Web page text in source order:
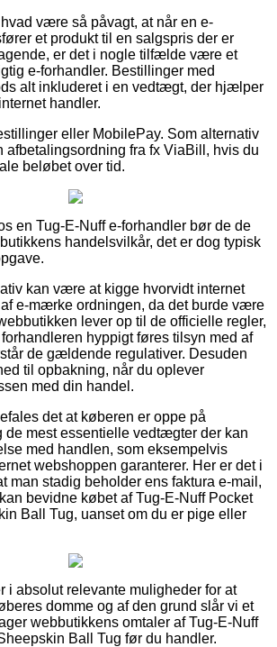
være så påvagt, at når en e-
et produkt til en salgspris der er
er det i nogle tilfælde være et
e-forhandler. Bestillinger med
alt inkluderet i en vedtægt, der hjælper
handler.
eller MobilePay. Som alternativ
afbetalingsordning fra fx ViaBill, hvis du
beløbet over tid.
en Tug-E-Nuff e-forhandler bør de de
handelsvilkår, det er dog typisk
kan være at kigge hvorvidt internet
e-mærke ordningen, da det burde være
lever op til de officielle regler,
hyppigt føres tilsyn med af
de gældende regulativer. Desuden
til opbakning, når du oplever
med din handel.
det at køberen er oppe på
de mest essentielle vedtægter der kan
med handlen, som eksempelvis
webshoppen garanterer. Her er det i
man stadig beholder ens faktura e-mail,
bevidne købet af Tug-E-Nuff Pocket
Ball Tug, uanset om du er pige eller
i absolut relevante muligheder for at
domme og af den grund slår vi et
webbutikkens omtaler af Tug-E-Nuff
Ball Tug før du handler.